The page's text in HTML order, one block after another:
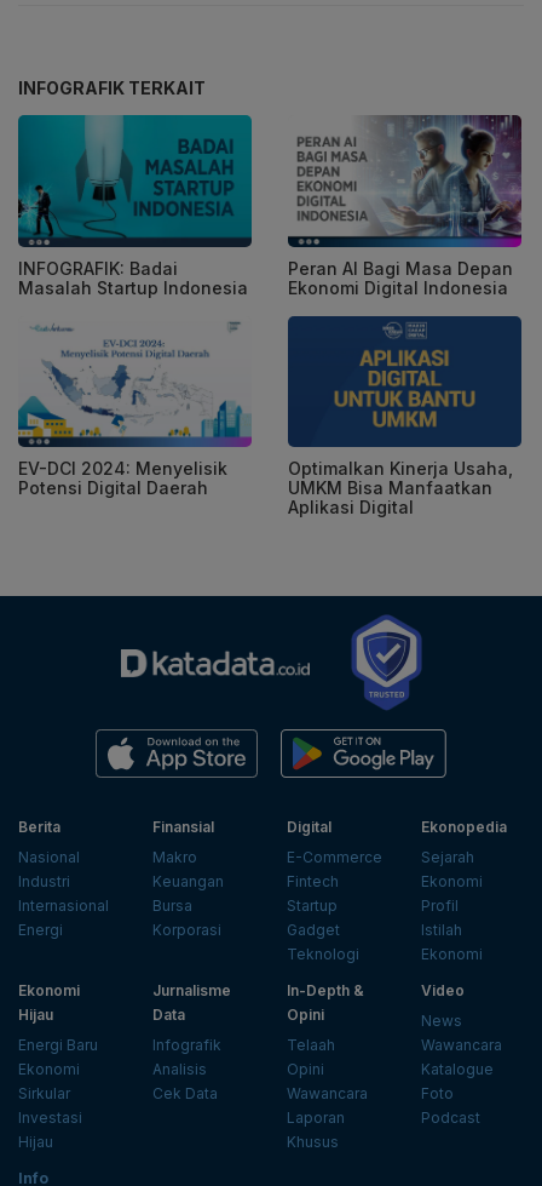
INFOGRAFIK TERKAIT
INFOGRAFIK: Badai
Masalah Startup Indonesia
Peran AI Bagi Masa Depan
Ekonomi Digital Indonesia
EV-DCI 2024: Menyelisik
Potensi Digital Daerah
Optimalkan Kinerja Usaha,
UMKM Bisa Manfaatkan
Aplikasi Digital
Berita
Nasional
Industri
Internasional
Energi
Finansial
Makro
Keuangan
Bursa
Korporasi
Digital
E-Commerce
Fintech
Startup
Gadget
Teknologi
Ekonopedia
Sejarah
Ekonomi
Profil
Istilah
Ekonomi
Ekonomi
Hijau
Energi Baru
Ekonomi
Sirkular
Investasi
Hijau
Jurnalisme
Data
Infografik
Analisis
Cek Data
In-Depth &
Opini
Telaah
Opini
Wawancara
Laporan
Khusus
Video
News
Wawancara
Katalogue
Foto
Podcast
Info